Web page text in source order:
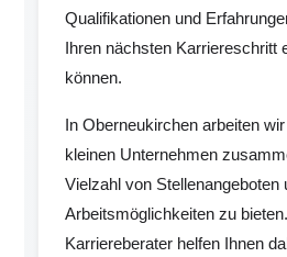
Qualifikationen und
Ihren nächsten Karriereschritt
können.
In Oberneukirchen arbeiten
kleinen Unternehmen
Vielzahl von Stellenangeboten
Arbeitsmöglichkeiten zu
Karriereberater helfen Ihnen